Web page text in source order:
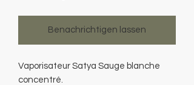
Benachrichtigen lassen
Vaporisateur Satya Sauge blanche
concentré.